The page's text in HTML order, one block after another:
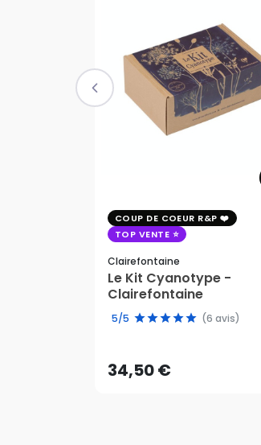
COUP DE COEUR R&P
TOP VENTE
Clairefontaine
Le Kit Cyanotype -
Clairefontaine
5/5 (6 avis)
34,50 €
34,50 €
AJOUTER AU PANIER